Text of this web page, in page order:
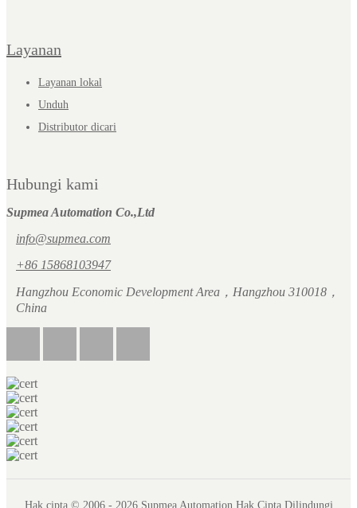
Layanan
Layanan lokal
Unduh
Distributor dicari
Hubungi kami
Supmea Automation Co.,Ltd
info@supmea.com
+86 15868103947
Hangzhou Economic Development Area，Hangzhou 310018，
China
Hak cipta © 2006 - 2026 Supmea Automation Hak Cipta Dilindungi